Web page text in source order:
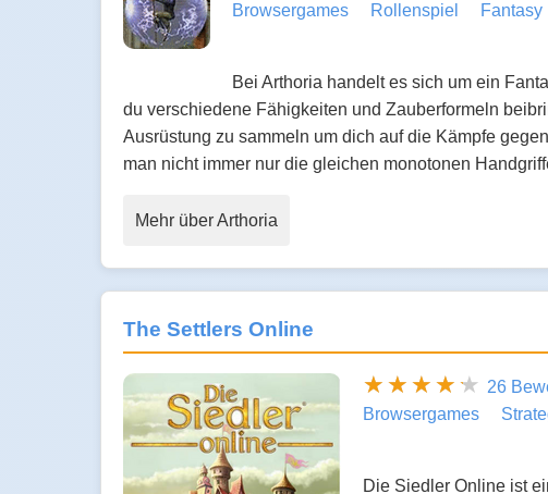
Browsergames
Rollenspiel Fantasy
Bei Arthoria handelt es sich um ein
du verschiedene Fähigkeiten und Zauberformeln
Ausrüstung zu sammeln um dich auf die Kämpfe
man nicht immer nur die gleichen monotonen
Mehr über Arthoria
The Settlers Online
26
Browsergames
Die Siedler Online ist